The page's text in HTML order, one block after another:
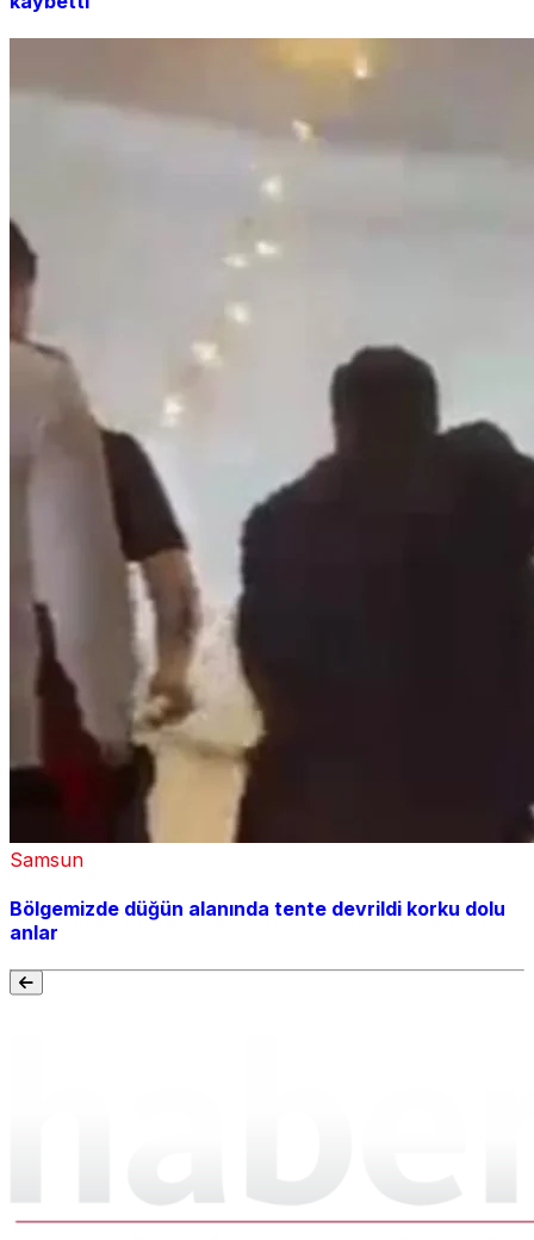
Samsun
Bölgemizde düğün alanında tente devrildi korku dolu
anlar